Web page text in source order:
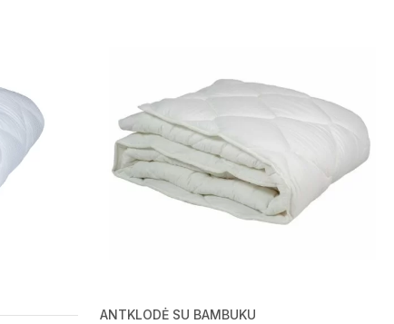
ANTKLODĖ SU BAMBUKU